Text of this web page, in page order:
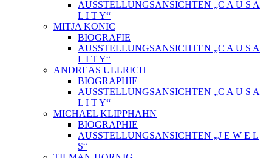
AUSSTELLUNGSANSICHTEN „C A U S A
L I T Y“
MITJA KONIC
BIOGRAFIE
AUSSTELLUNGSANSICHTEN „C A U S A
L I T Y“
ANDREAS ULLRICH
BIOGRAPHIE
AUSSTELLUNGSANSICHTEN „C A U S A
L I T Y“
MICHAEL KLIPPHAHN
BIOGRAPHIE
AUSSTELLUNGSANSICHTEN „J E W E L
S“